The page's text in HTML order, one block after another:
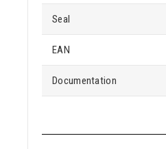
Seal
EAN
Documentation